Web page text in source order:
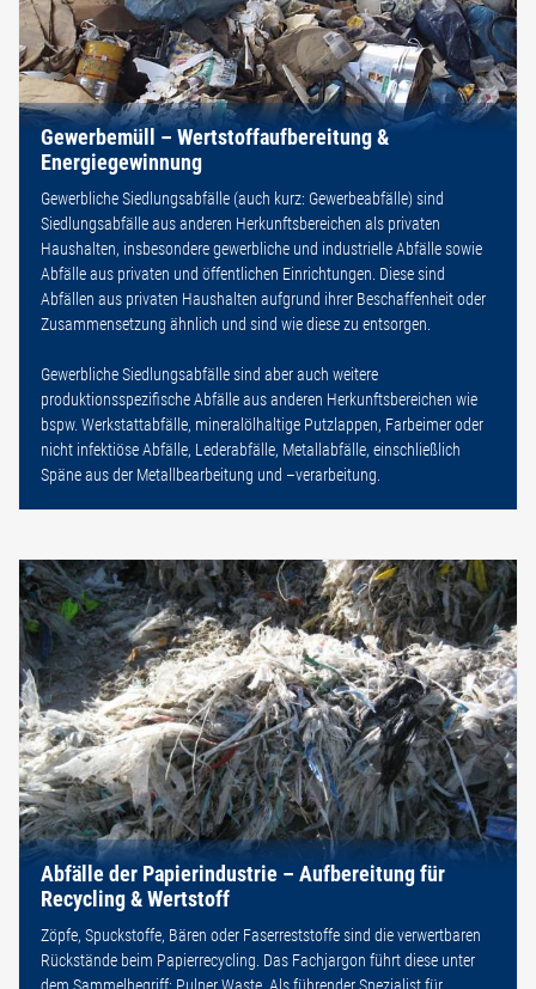
Gewerbemüll – Wertstoffaufbereitung &
Energiegewinnung
Gewerbliche Siedlungsabfälle (auch kurz: Gewerbeabfälle) sind
Siedlungsabfälle aus anderen Herkunftsbereichen als privaten
Haushalten, insbesondere gewerbliche und industrielle Abfälle sowie
Abfälle aus privaten und öffentlichen Einrichtungen. Diese sind
Abfällen aus privaten Haushalten aufgrund ihrer Beschaffenheit oder
Zusammensetzung ähnlich und sind wie diese zu entsorgen.
Gewerbliche Siedlungsabfälle sind aber auch weitere
produktionsspezifische Abfälle aus anderen Herkunftsbereichen wie
bspw. Werkstattabfälle, mineralölhaltige Putzlappen, Farbeimer oder
nicht infektiöse Abfälle, Lederabfälle, Metallabfälle, einschließlich
Späne aus der Metallbearbeitung und –verarbeitung.
Abfälle der Papierindustrie – Aufbereitung für
Recycling & Wertstoff
Zöpfe, Spuckstoffe, Bären oder Faserreststoffe sind die verwertbaren
Rückstände beim Papierrecycling. Das Fachjargon führt diese unter